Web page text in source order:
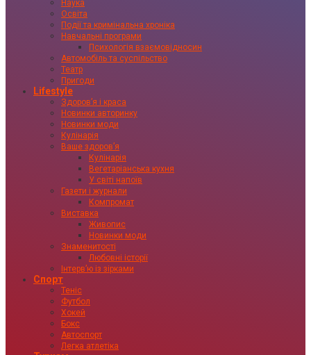
Наука
Освіта
Події та кримінальна хроніка
Навчальні програми
Психологія взаємовідносин
Автомобіль та суспільство
Театр
Пригоди
Lifestyle
Здоровʼя і краса
Новинки авторинку
Новинки моди
Кулінарія
Ваше здоровʼя
Кулінарія
Вегетаріанська кухня
У світі напоїв
Газети і журнали
Компромат
Виставка
Живопис
Новинки моди
Знаменитості
Любовні історії
Інтервʼю із зірками
Спорт
Теніс
Футбол
Хокей
Бокс
Автоспорт
Легка атлетіка